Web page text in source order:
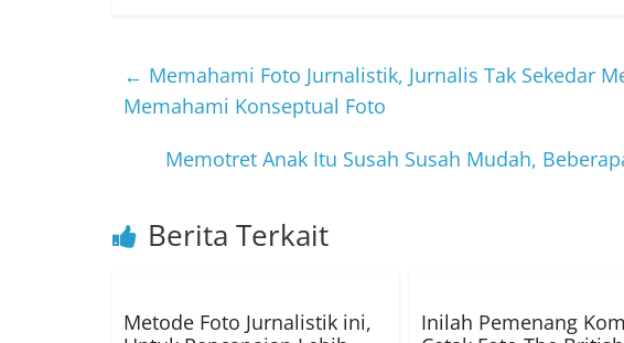
e
b
o
k
t
t
e
e
e
g
t
A
← Memahami Foto Jurnalistik, Jurnalis Tak Sekedar
Memahami Konseptual Foto
Memotret Anak Itu Susah Susah Mudah,
Berita Terkait
Metode Foto Jurnalistik ini,
Inilah Pemenang